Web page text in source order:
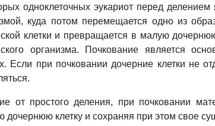
одноклеточных эукариот перед
куда потом перемещается одно из
клетки и превращается в малую
организма. Почкование является
Если при почковании дочерние клетки не
от простого деления, при почковании
дочернюю клетку и сохраняя при этом свое